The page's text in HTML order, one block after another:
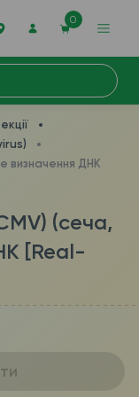
0
визначення ДНК
(сеча,
[Real-